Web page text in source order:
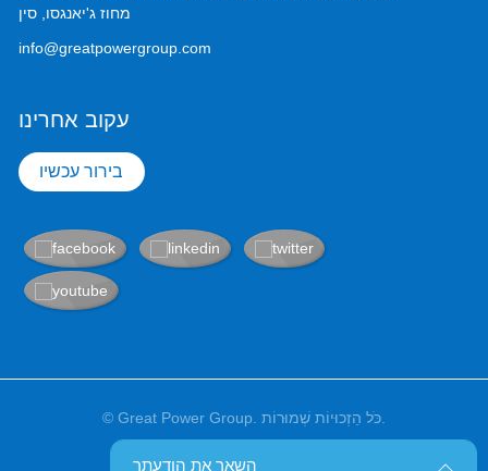
מחוז ג'יאנגסו, סין
info@greatpowergroup.com
עקוב אחרינו
בירור עכשיו
השאר את הודעתך